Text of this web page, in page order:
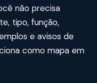
não precisa
tipo, função,
e avisos de
como mapa em